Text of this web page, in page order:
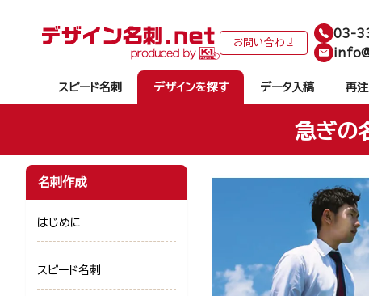
お問い合わせ
03-
スピード名刺 デザインを探す データ入稿 再
急ぎの
名刺作成
はじめに
スピード名刺